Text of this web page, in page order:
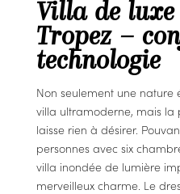
Villa de
Tropez –
technologie
Non seulement une nature
villa ultramoderne, mais
laisse rien à désirer.
personnes avec six
villa inondée de lumière
merveilleux charme. Le